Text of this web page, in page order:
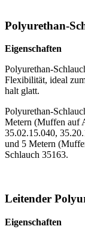
Polyurethan-
Eigenschaften
Polyurethan-
Flexibilität, ideal
halt glatt.
Polyurethan-
Metern (Muffen auf
35.02.15.040,
und 5 Metern
Schlauch 35163.
Leitender
Eigenschaften